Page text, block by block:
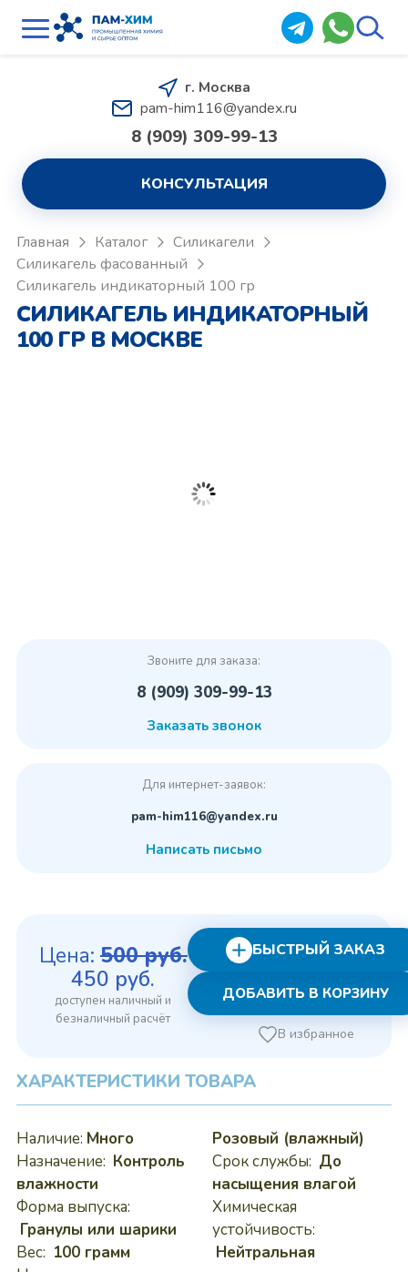
г. Москва
pam-him116@yandex.ru
8 (909) 309-99-13
КОНСУЛЬТАЦИЯ
Главная Каталог
Силикагели
Силикагель фасованный
Силикагель индикаторный 100 гр
СИЛИКАГЕЛЬ ИНДИКАТОРНЫЙ
100 ГР В МОСКВЕ
Звоните для заказа:
8 (909) 309-99-13
Заказать звонок
Для интернет-заявок:
pam-him116@yandex.ru
Написать письмо
Цена: 500руб.
Первоначальная
цена
составляла
450 руб. Текущая
цена:
450 руб..
ДОБАВИТЬ В КОРЗИНУ
БЫСТРЫЙ ЗАКАЗ
В избранное
ХАРАКТЕРИСТИКИ ТОВАРА
Наличие: Много
Назначение: Контроль
влажности
Форма выпуска:
Гранулы или шарики
Вес: 100 грамм
Розовый (влажный)
Срок службы: До
насыщения влагой
Химическая
устойчивость:
Нейтральная